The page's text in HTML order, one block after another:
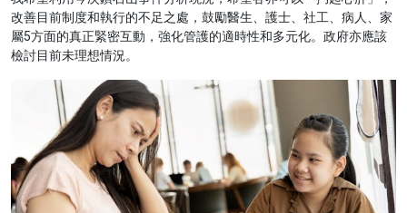
改善目前制度和執行的不足之處，鼓勵醫生、護士、社工、病人、家
屬5方面的真正緊密互動，強化管護的適時性和多元化。政府亦應該
檢討目前未理想情況。